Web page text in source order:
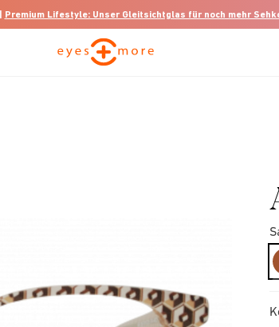
Premium Lifestyle: Unser Gleitsichtglas für noch mehr